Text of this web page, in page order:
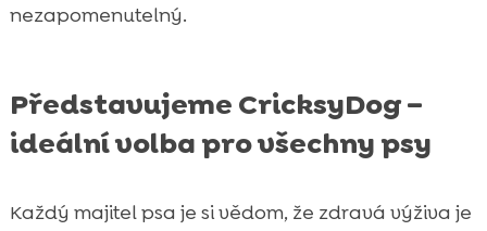
nezapomenutelný.
Představujeme CricksyDog –
ideální volba pro všechny psy
Každý majitel psa je si vědom, že zdravá výživa je